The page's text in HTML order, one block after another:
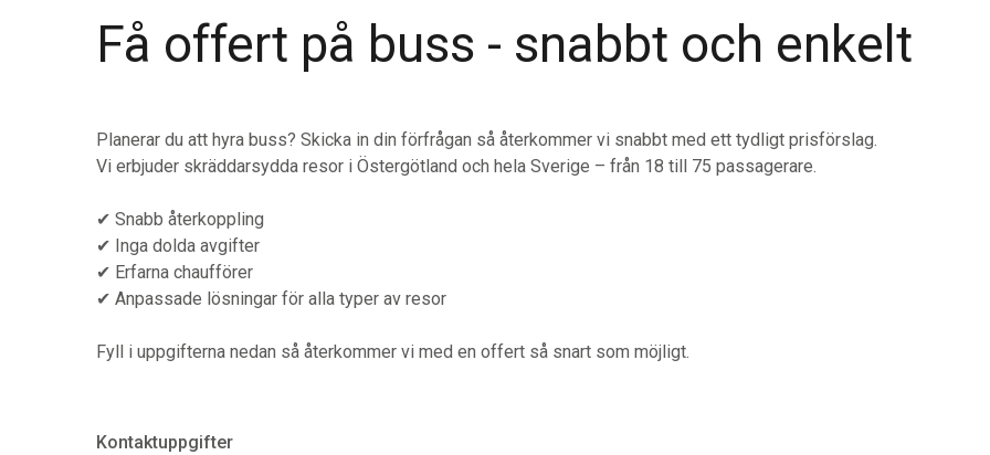
Få offert på buss - snabbt och enkelt
Planerar du att hyra buss? Skicka in din förfrågan så återkommer vi snabbt med ett tydligt prisförslag.
Vi erbjuder skräddarsydda resor i Östergötland och hela Sverige – från 18 till 75 passagerare.
✔ Snabb återkoppling
✔ Inga dolda avgifter
✔ Erfarna chaufförer
✔ Anpassade lösningar för alla typer av resor
Fyll i uppgifterna nedan så återkommer vi med en offert så snart som möjligt.
Kontaktuppgifter